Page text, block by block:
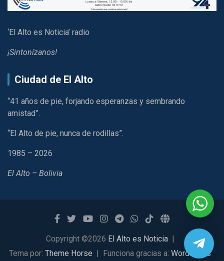
‘El Alto es Noticia’ radio
¡Sintonízanos!
Ciudad de El Alto
“41 años de pie, forjando esperanzas y sembrando
amistad”.
“El Alto de pie, nunca de rodillas”.
1985 – 2026
El Alto – Bolivia
Copyright ©2026 El Alto es Noticia
Tema por: Theme Horse Funciona gracias a: WordPress